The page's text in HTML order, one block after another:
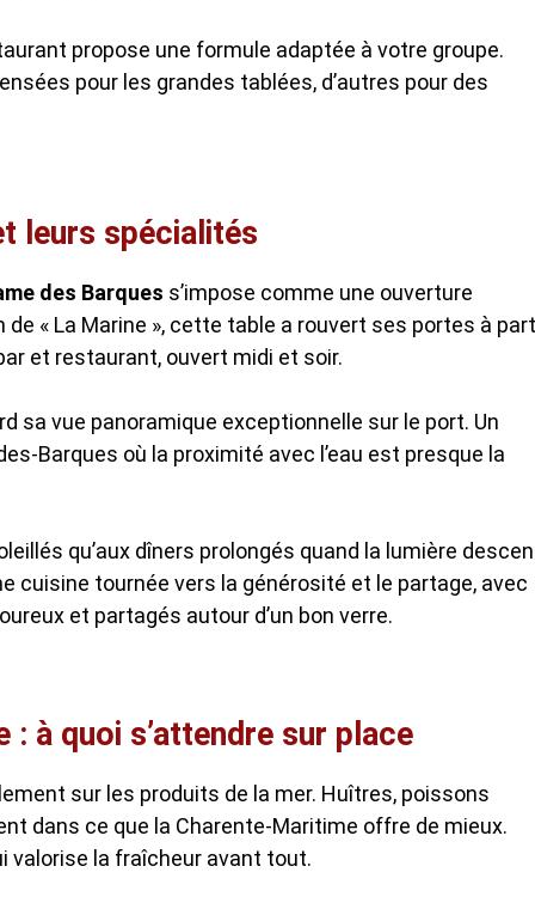
propose une formule adaptée à votre groupe.
pour les grandes tablées, d’autres pour des
leurs spécialités
des Barques s’impose comme une ouverture
« La Marine », cette table a rouvert ses portes à
et restaurant, ouvert midi et soir.
sa vue panoramique exceptionnelle sur le port. Un
Barques où la proximité avec l’eau est presque la
qu’aux dîners prolongés quand la lumière
cuisine tournée vers la générosité et le partage, avec
et partagés autour d’un bon verre.
à quoi s’attendre sur place
sur les produits de la mer. Huîtres, poissons
dans ce que la Charente-Maritime offre de mieux.
valorise la fraîcheur avant tout.